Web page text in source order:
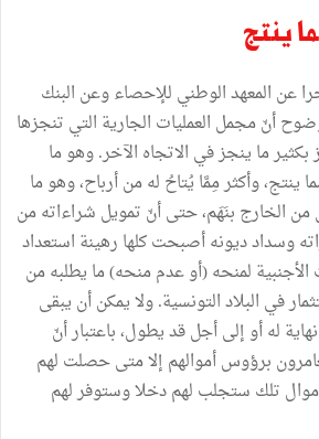
ينتج
عن المعهد الوطني للإحصاء وعن البنك
أنّ مجمل العمليات الجارية التي تنجزها
ما ينجز في الاتجاه الآخر. وهو ما
ينتج، وأكثر مِمَّا يُتاحُ له من أرباح، وهو ما
من الخارج بنَهَم، حتى أنّ تمويل شراءاته من
وسداد ديونه أصبحت كلها رهينة استعداد
لمنحه (أو عدم منحه) ما يطلبه من
في البلاد التونسية. ولا يمكن أن يبقى
له أو إلى أجل قد يطول، باعتبار أنّ
برؤوس أموالهم إلا متى حصلت لهم
تلك ستجلب لهم دخلا وستوفر لهم